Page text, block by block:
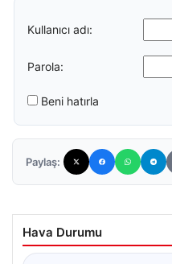
Kullanıcı adı:
Parola:
Beni hatırla
Paylaş:
Hava Durumu